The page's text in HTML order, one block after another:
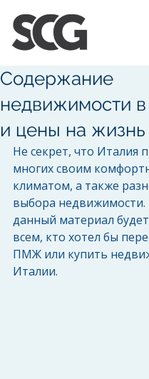
Содержание
недвижимости
и цены на жизнь
Не секрет, что Италия
многих своим
климатом, а также
выбора
данный материал
всем, кто хотел бы
ПМЖ или купить
Италии.